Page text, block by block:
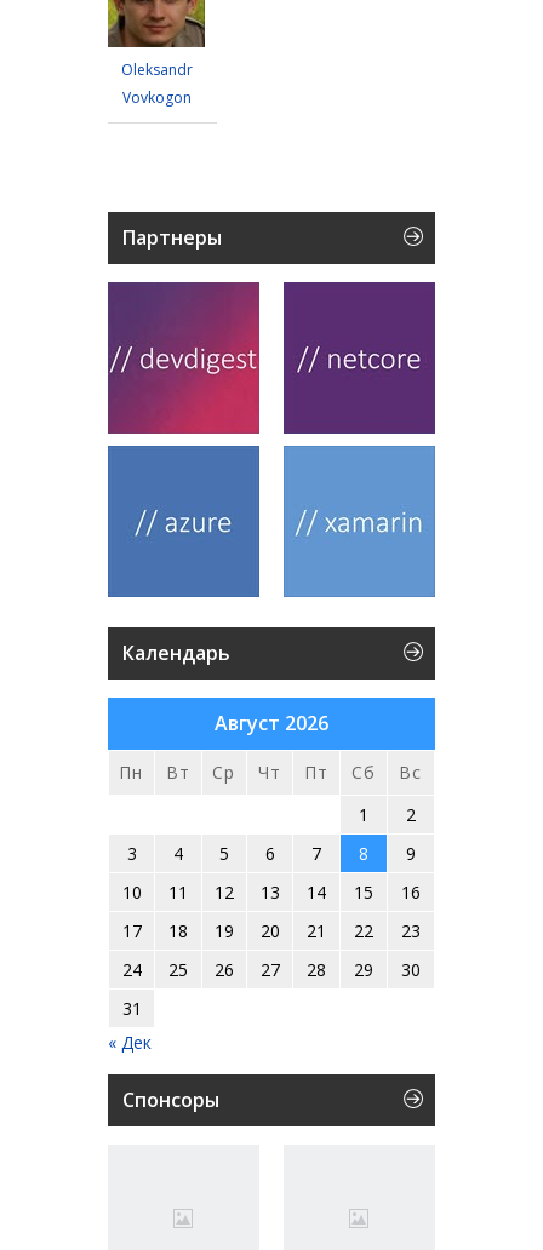
Oleksandr
Vovkogon
Партнеры
Календарь
Август 2026
Пн Вт Ср Чт Пт Сб
Вс
1
2
3
4 5 6 7 8
9
10
11 12 13 14 15
16
17
18 19 20 21 22
23
24
25 26 27 28 29
30
31
« Дек
Спонсоры